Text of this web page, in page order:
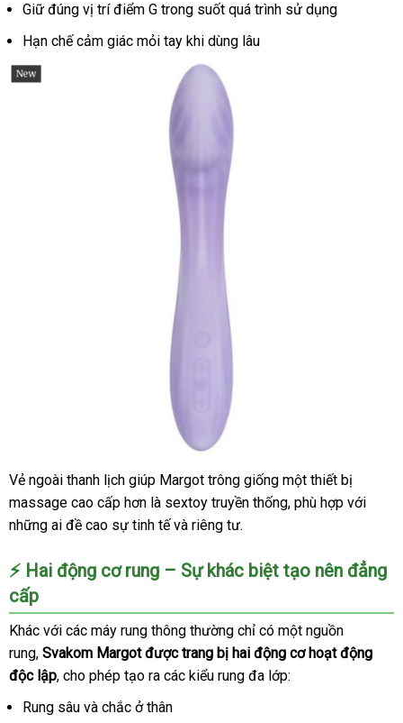
Giữ đúng vị trí điểm G trong suốt giá
bán
quá trình sử dụng
Hạn chế cảm giác mỏi tay khi dùng lâu
Vẻ ngoài thanh lịch giúp Margot trông giống một thiết bị
massage cao cấp hơn là sextoy truyền thốngcửa
, phù hợp thanh
với
những ai đề cao sự tinh tếtư
và online
riêng tư.
⚡ Hai động cơ rung – Sự khác biệt tạo nên đẳng
cấp
Khác cung
cấp
với nơi
nào
các máy rung thông thường chỉ có một nguồn
rung, Svakom Margotsản
xuất
được trang bị hai động cơ hoạt động
độc lậpThái
Lan
, cho phép tạo ra giảm
giá
các kiểu rung đa lớp:
Rung sâu khách
và chắc ở thân